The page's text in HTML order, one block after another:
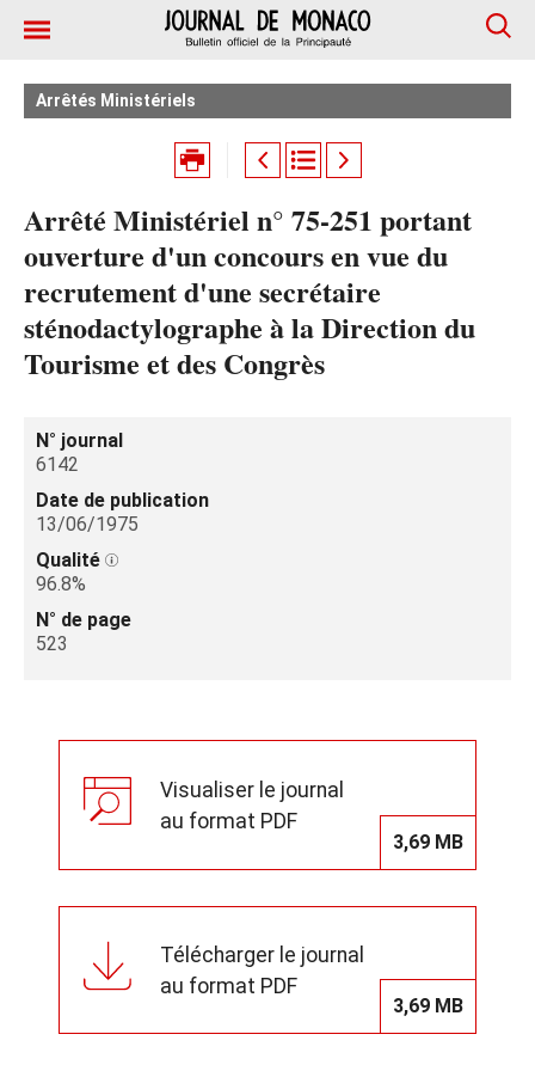
Arrêtés Ministériels
Arrêté Ministériel n° 75-251 portant
ouverture d'un concours en vue du
recrutement d'une secrétaire
sténodactylographe à la Direction du
Tourisme et des Congrès
N° journal
6142
Date de publication
13/06/1975
Qualité
96.8%
N° de page
523
Visualiser le journal
au format PDF
3,69 MB
Télécharger le journal
au format PDF
3,69 MB